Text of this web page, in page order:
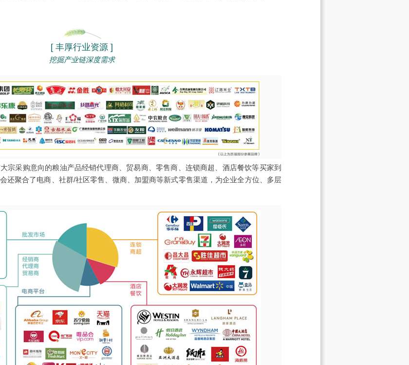
[ 丰厚行业资源 ]
挖掘产业链深度需求
宗采购意向的粮油产品经销代理商、贸易商、零售商、连锁商超、酒店餐饮等买家到
还聚合了电商、社群/社区零售、微商、加盟商等新式零售渠道，为企业全方位、多层